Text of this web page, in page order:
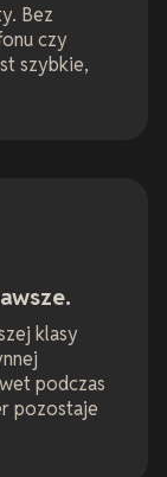
Bez
czy
szybkie,
klasy
podczas
pozostaje